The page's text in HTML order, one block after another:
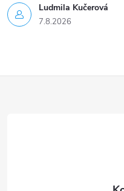
Ludmila Kučerová
7.8.2026